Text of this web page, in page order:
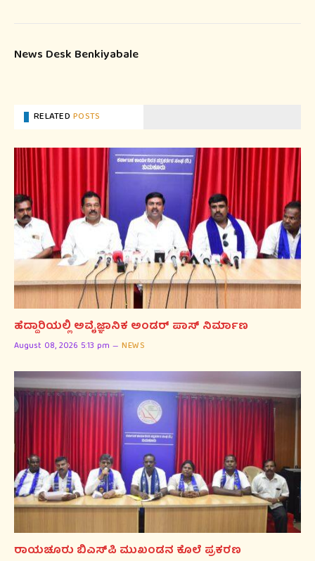
News Desk Benkiyabale
RELATEDPOSTS
ಹೆದ್ದಾರಿಯಲ್ಲಿ ಅವೈಜ್ಞಾನಿಕ ಅಂಡರ್ ಪಾಸ್ ನಿರ್ಮಾಣ
August 08, 2026 5:13 pm NEWS
ರಾಯಚೂರು ಬಿಎಸ್‌ಪಿ ಮುಖಂಡನ ಕೊಲೆ ಪ್ರಕರಣ